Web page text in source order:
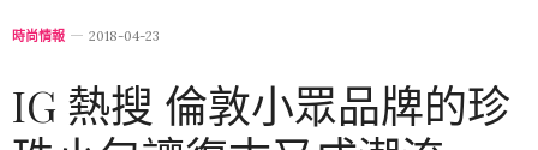
時尚情報 2018-04-23
IG 熱搜 倫敦小眾品牌的珍